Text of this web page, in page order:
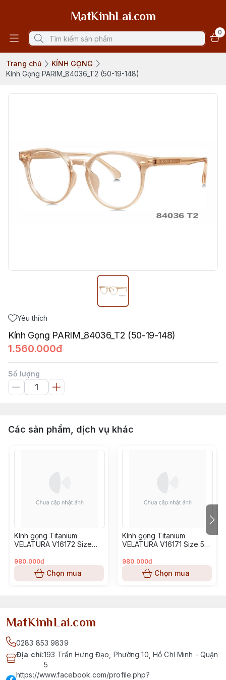
MatKinhLai.com
0
Trang chủ
KÍNH GỌNG
Kính Gọng PARIM_84036_T2 (50-19-148)
Yêu thích
Kính Gọng PARIM_84036_T2 (50-19-148)
1.560.000đ
Số lượng
Các sản phẩm, dịch vụ khác
Kính gọng Titanium
VELATURA V16172 Size
980.000đ
Chọn mua
Kính gọng Titanium
VELATURA V16171 Size 53-
980.000đ
Chọn mua
MatKinhLai.com
0283 853 9839
Địa chỉ:193 Trần Hưng Đạo, Phường 10, Hồ Chí Minh - Quận
5
https://www.facebook.com/profile.php?